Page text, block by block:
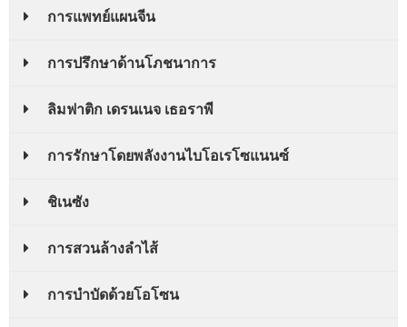
การแพทย์แผนจีน
การปรึกษาด้านโภชนาการ
ลิมฟาติก เดรนเนจ เธอราพี
การรักษาโดยพลังงานไบโอเรโซแนนซ์
ชิเนซัง
การสวนล้างลำไส้
การบําบัดด้วยโอโซน